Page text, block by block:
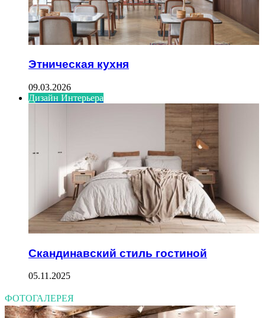
Этническая кухня
09.03.2026
Дизайн Интерьера
Скандинавский стиль гостиной
05.11.2025
ФОТОГАЛЕРЕЯ